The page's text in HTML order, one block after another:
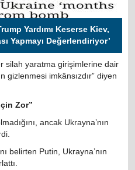
Yardımı Keserse Kiev,
Yapmayı Değerlendiriyor’
silah yaratma girişimlerine dair
gizlenmesi imkânsızdır” diyen
Zor”
ancak Ukrayna’nın
belirten Putin, Ukrayna’nın